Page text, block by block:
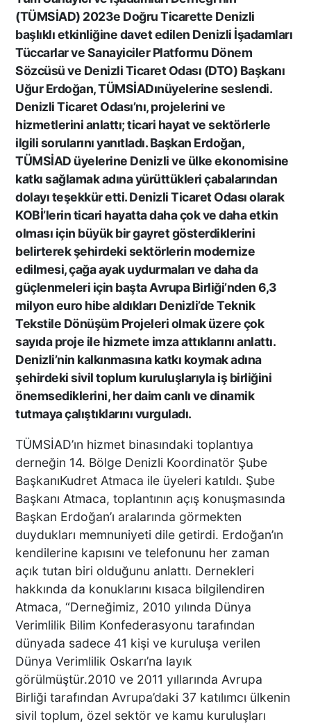
NE BÖYLE BİR VAHŞİ NE DE
VAHŞET GÖRÜLDÜ
İNSANLIK DIŞI
VİCDANSIZLIK
AZRAİL’E “ELDEN SONRA
GEL” DEDİ! OKEYE DEVAM
ETTİ
DENİZLİ’DEN TATİLE GİDEN
GRUBUN GÖZÜ ÖNÜNDE
TEKNE ÇALIŞANLARI
BİRBİRİNE GİRDİ!
ÜNLÜ YÖNETMEN EZEL
AKAY’A ŞOK OPERASYON!
KARDEŞİYLE GÖZALTINA
ALINDI
DENİZLİ’DE ÇARPIŞMANIN
ŞİDDETİYLE SAVRULDU! 5
ARAÇ HASAR GÖRDÜ
BAŞKAN ERDOĞAN, SON
SÜRAT ÜYE VE ESNAF
ZİYARETLERİNE DEVAM
EDİYOR
Macron’lu Tanıtım Filmi
Sosyal Medyayı Salladı
DENİZLİ’DE YAĞMUR
TRAFİĞİ BU HALE GETİRDİ
(TÜMSİAD) 2023e Doğru Ticarette Denizli
başlıklı etkinliğine davet edilen Denizli İşadamları
Tüccarlar ve Sanayiciler Platformu Dönem
Sözcüsü ve Denizli Ticaret Odası (DTO) Başkanı
Uğur Erdoğan, TÜMSİADınüyelerine seslendi.
Denizli Ticaret Odası’nı, projelerini ve
hizmetlerini anlattı; ticari hayat ve sektörlerle
ilgili sorularını yanıtladı. Başkan Erdoğan,
TÜMSİAD üyelerine Denizli ve ülke ekonomisine
katkı sağlamak adına yürüttükleri çabalarından
dolayı teşekkür etti. Denizli Ticaret Odası olarak
KOBİ’lerin ticari hayatta daha çok ve daha etkin
olması için büyük bir gayret gösterdiklerini
belirterek şehirdeki sektörlerin modernize
edilmesi, çağa ayak uydurmaları ve daha da
güçlenmeleri için başta Avrupa Birliği’nden 6,3
milyon euro hibe aldıkları Denizli’de Teknik
Tekstile Dönüşüm Projeleri olmak üzere çok
sayıda proje ile hizmete imza attıklarını anlattı.
Denizli’nin kalkınmasına katkı koymak adına
şehirdeki sivil toplum kuruluşlarıyla iş birliğini
önemsediklerini, her daim canlı ve dinamik
tutmaya çalıştıklarını vurguladı.
TÜMSİAD’ın hizmet binasındaki toplantıya
derneğin 14. Bölge Denizli Koordinatör Şube
BaşkanıKudret Atmaca ile üyeleri katıldı. Şube
Başkanı Atmaca, toplantının açış konuşmasında
Başkan Erdoğan’ı aralarında görmekten
duydukları memnuniyeti dile getirdi. Erdoğan’ın
kendilerine kapısını ve telefonunu her zaman
açık tutan biri olduğunu anlattı. Dernekleri
hakkında da konuklarını kısaca bilgilendiren
Atmaca, “Derneğimiz, 2010 yılında Dünya
Verimlilik Bilim Konfederasyonu tarafından
dünyada sadece 41 kişi ve kuruluşa verilen
Dünya Verimlilik Oskarı’na layık
görülmüştür.2010 ve 2011 yıllarında Avrupa
Birliği tarafından Avrupa’daki 37 katılımcı ülkenin
sivil toplum, özel sektör ve kamu kuruluşları